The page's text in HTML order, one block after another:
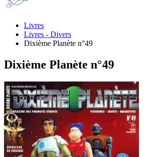
Livres
Livres - Divers
Dixième Planète n°49
Dixième Planète n°49